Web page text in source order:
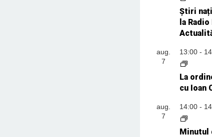
Știri
la
aug.
7
13:00-
La
cu Ioan
aug.
7
14:00-
Minutul